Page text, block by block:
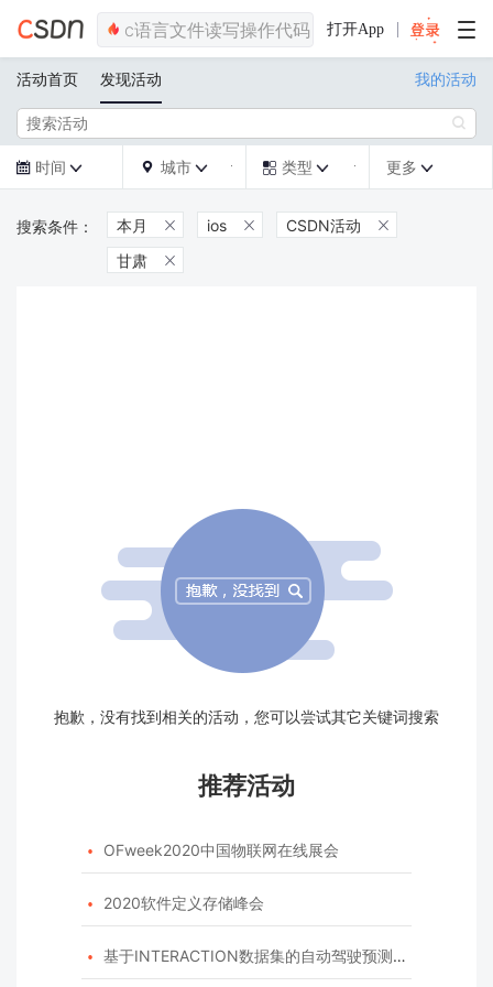
打开App
活动首页 发现活动 我的活动

 时间   城市   类型  更多 
本月  ios  CSDN活动 
甘肃 
抱歉，没有找到相关的活动，您可以尝试其它关键词搜索
推荐活动
 OFweek2020中国物联网在线展会
 2020软件定义存储峰会
 基于INTERACTION数据集的自动驾驶预测模型挑战赛